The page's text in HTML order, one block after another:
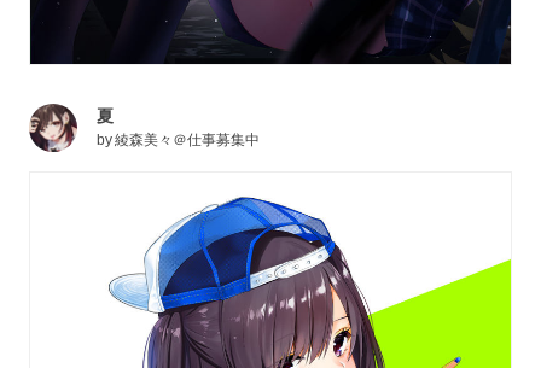
夏
by綾森美々＠仕事募集中